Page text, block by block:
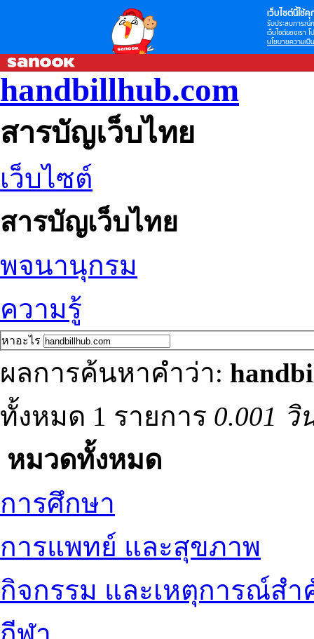
เว็บไซต์นี้ใช้คุ
รับประสบการณ์
เว็บไซต์ของเรา
นโยบายความเป็
handbillhub.com
สารบัญเว็บไทย
เว็บไซต์
สารบัญเว็บไทย
พจนานุกรม
ความรู้
หาอะไร
ผลการค้นหาคำว่า:
ทั้งหมด 1 รายการ 0.001 วิ
หมวดทั้งหมด
การศึกษา
การแพทย์ และสุขภาพ
กิจกรรม และเหตุการณ์ส